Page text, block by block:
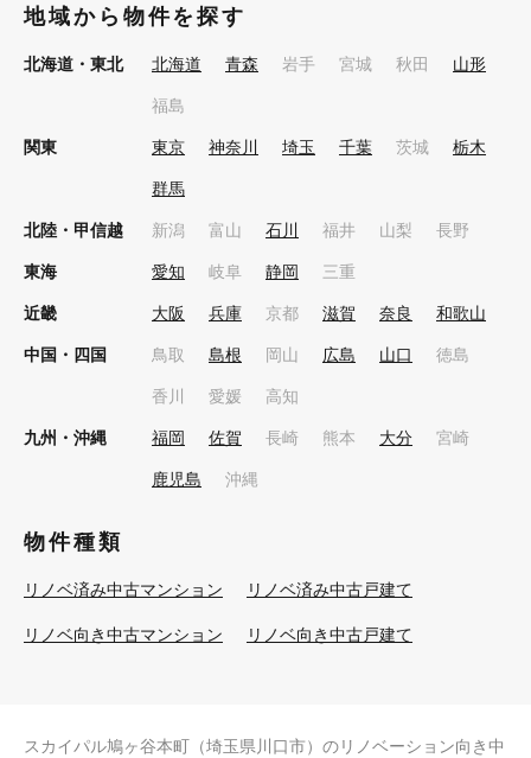
地域から物件を探す
北海道・東北 北海道 青森 岩手 宮城 秋田 山形
福島
関東 東京 神奈川 埼玉 千葉 茨城 栃木
群馬
北陸・甲信越 新潟 富山 石川 福井 山梨 長野
東海 愛知 岐阜 静岡 三重
近畿 大阪 兵庫 京都 滋賀 奈良 和歌山
中国・四国 鳥取 島根 岡山 広島 山口 徳島
香川 愛媛 高知
九州・沖縄 福岡 佐賀 長崎 熊本 大分 宮崎
鹿児島 沖縄
物件種類
リノベ済み中古マンション リノベ済み中古戸建て
リノベ向き中古マンション リノベ向き中古戸建て
スカイパル鳩ヶ谷本町（埼玉県川口市）のリノベーション向き中